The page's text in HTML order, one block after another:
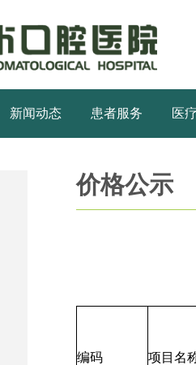
新闻动态 患者服务 医
价格公示
编码 项目名